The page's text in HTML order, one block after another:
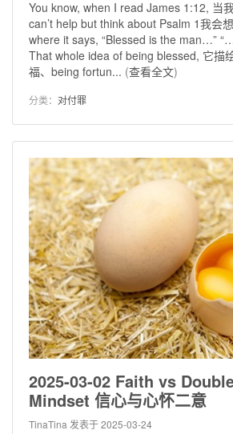
You know, when I read James 1:12, 当
can’t help but think about Psalm 1我会
where it says, “Blessed is the man…”
That whole idea of being blessed, 它描
福、being fortun... (查看全文)
分类： 对付罪
2025-03-02 Faith vs
Mindset 信心与心怀二意
TinaTina 发表于 2025-03-24